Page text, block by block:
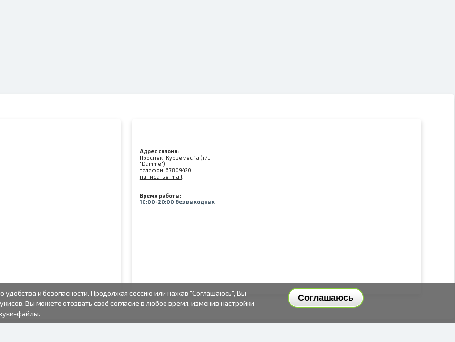
Адрес салона:
Проспект Курземес 1а (т/ц
"Damme")
телефон: 67809420
написать e-mail
Время работы:
10:00-20:00 без выходных
Соглашаюсь
удобства и безопасности. Продолжая сессию или нажав "Соглашаюсь", Вы
Вы можете отозвать своё согласие в любое время, изменив настройки
файлы.